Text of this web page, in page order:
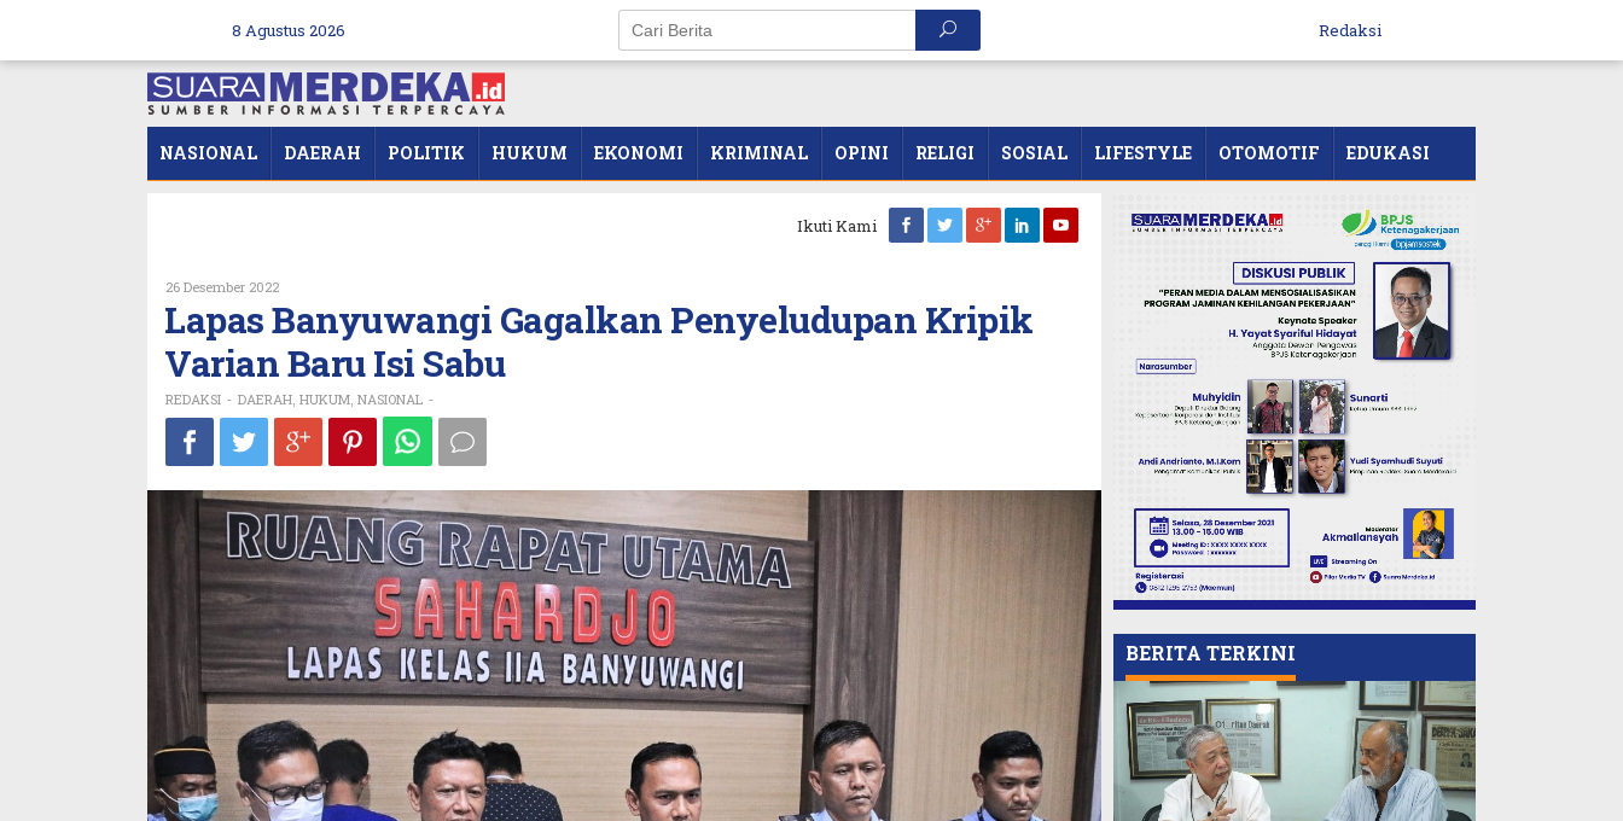
8 Agustus 2026 Redaksi
NASIONAL DAERAH POLITIK HUKUM EKONOMI KRIMINAL OPINI RELIGI SOSIAL LIFESTYLE OTOMOTIF EDUKASI
Ikuti Kami
26 Desember 2022Oleh
Lapas Banyuwangi Gagalkan Penyeludupan Kripik
Varian Baru Isi Sabu
REDAKSI - DAERAH HUKUM NASIONAL -
BERITA TERKINI